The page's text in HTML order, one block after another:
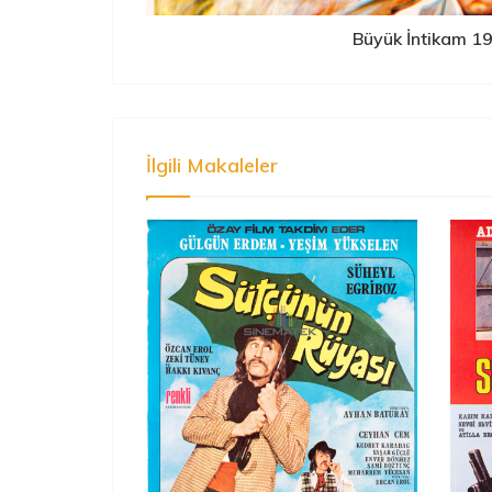
Büyük İntikam
İlgili Makaleler